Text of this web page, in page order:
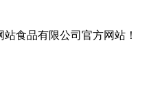
食品有限公司官方网站！